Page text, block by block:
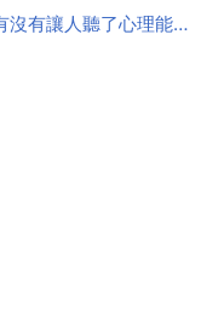
有沒有什麼歌可以讓人平復心情的，有沒有讓人聽了心理能感到很平靜，能平復人心情的歌？？？